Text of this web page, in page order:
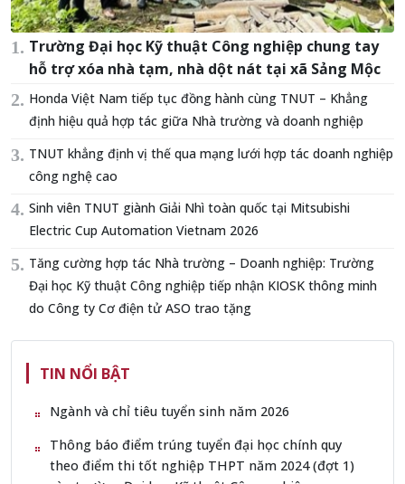
Trường Đại học Kỹ thuật Công nghiệp chung tay
hỗ trợ xóa nhà tạm, nhà dột nát tại xã Sảng Mộc
Honda Việt Nam tiếp tục đồng hành cùng TNUT – Khẳng
định hiệu quả hợp tác giữa Nhà trường và doanh nghiệp
TNUT khẳng định vị thế qua mạng lưới hợp tác doanh nghiệp
công nghệ cao
Sinh viên TNUT giành Giải Nhì toàn quốc tại Mitsubishi
Electric Cup Automation Vietnam 2026
Tăng cường hợp tác Nhà trường – Doanh nghiệp: Trường
Đại học Kỹ thuật Công nghiệp tiếp nhận KIOSK thông minh
do Công ty Cơ điện tử ASO trao tặng
TIN NỔI BẬT
Ngành và chỉ tiêu tuyển sinh năm 2026
Thông báo điểm trúng tuyển đại học chính quy
theo điểm thi tốt nghiệp THPT năm 2024 (đợt 1)